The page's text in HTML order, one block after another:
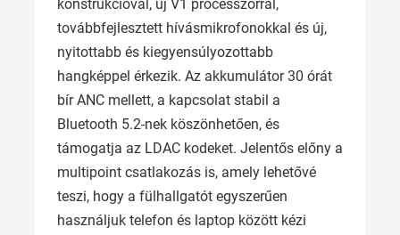
konstrukcióval, új V1 processzorral,
továbbfejlesztett hívásmikrofonokkal és új,
nyitottabb és kiegyensúlyozottabb
hangképpel érkezik. Az akkumulátor 30 órát
bír ANC mellett, a kapcsolat stabil a
Bluetooth 5.2-nek köszönhetően, és
támogatja az LDAC kodeket. Jelentős előny a
multipoint csatlakozás is, amely lehetővé
teszi, hogy a fülhallgatót egyszerűen
használjuk telefon és laptop között kézi